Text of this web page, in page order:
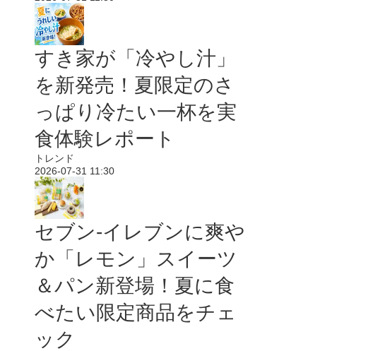
すき家が「冷やし汁」
を新発売！夏限定のさ
っぱり冷たい一杯を実
食体験レポート
トレンド
2026-07-31 11:30
セブン‐イレブンに爽や
か「レモン」スイーツ
＆パン新登場！夏に食
べたい限定商品をチェ
ック